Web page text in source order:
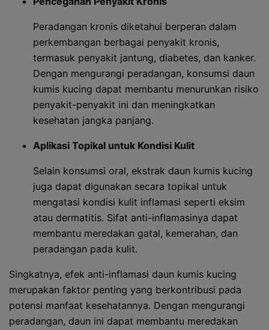
Peradangan kronis diketahui berperan dalam
perkembangan berbagai penyakit kronis,
termasuk penyakit jantung, diabetes, dan kanker.
Dengan mengurangi peradangan, konsumsi daun
kumis kucing dapat membantu menurunkan risiko
penyakit-penyakit ini dan meningkatkan
kesehatan jangka panjang.
Aplikasi Topikal untuk Kondisi Kulit
Selain konsumsi oral, ekstrak daun kumis kucing
juga dapat digunakan secara topikal untuk
mengatasi kondisi kulit inflamasi seperti eksim
atau dermatitis. Sifat anti-inflamasinya dapat
membantu meredakan gatal, kemerahan, dan
peradangan pada kulit.
Singkatnya, efek anti-inflamasi daun kumis kucing
merupakan faktor penting yang berkontribusi pada
potensi manfaat kesehatannya. Dengan mengurangi
peradangan, daun ini dapat membantu meredakan